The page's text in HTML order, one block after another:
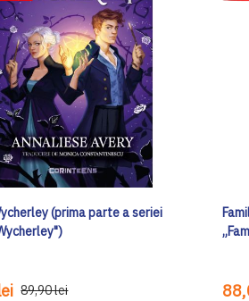
(prima parte a seriei
89,90 lei